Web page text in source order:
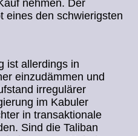
nehmen. Der
eines den schwierigsten
ist allerdings in
einzudämmen und
irregulärer
im Kabuler
in transaktionale
Sind die Taliban